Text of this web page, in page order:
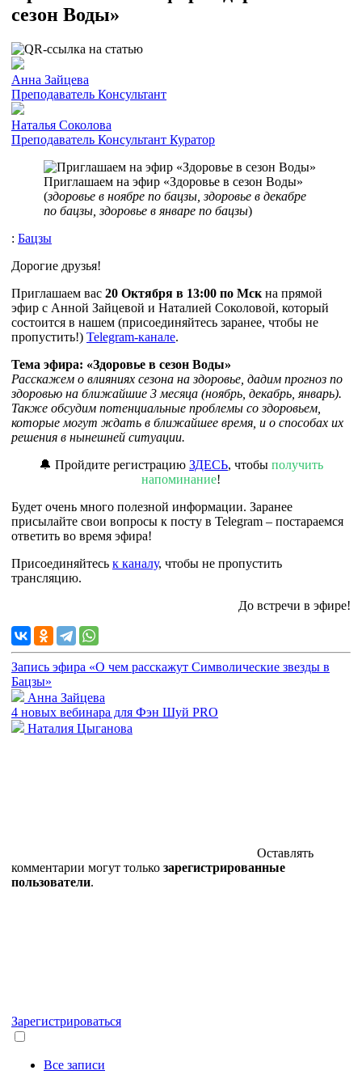
сезон Воды»
Анна Зайцева
Преподаватель Консультант
Наталья Соколова
Преподаватель Консультант Куратор
Приглашаем на эфир «Здоровье в сезон Воды»
(здоровье в ноябре по бацзы, здоровье в декабре
по бацзы, здоровье в январе по бацзы)
: Бацзы
Дорогие друзья!
Приглашаем вас 20 Октября в 13:00 по Мск на прямой
эфир с Анной Зайцевой и Наталией Соколовой, который
состоится в нашем (присоединяйтесь заранее, чтобы не
пропустить!) Telegram-канале.
Тема эфира: «Здоровье в сезон Воды»
Расскажем о влияниях сезона на здоровье, дадим прогноз по
здоровью на ближайшие 3 месяца (ноябрь, декабрь, январь).
Также обсудим потенциальные проблемы со здоровьем,
которые могут ждать в ближайшее время, и о способах их
решения в нынешней ситуации.
🔔 Пройдите регистрацию ЗДЕСЬ, чтобы получить
напоминание!
Будет очень много полезной информации. Заранее
присылайте свои вопросы к посту в Telegram – постараемся
ответить во время эфира!
Присоединяйтесь к каналу, чтобы не пропустить
трансляцию.
До встречи в эфире!
Запись эфира «О чем расскажут Символические звезды в
Бацзы»
Анна Зайцева
4 новых вебинара для Фэн Шуй PRO
Наталия Цыганова
Оставлять
комментарии могут только зарегистрированные
пользователи.
Зарегистрироваться
Все записи